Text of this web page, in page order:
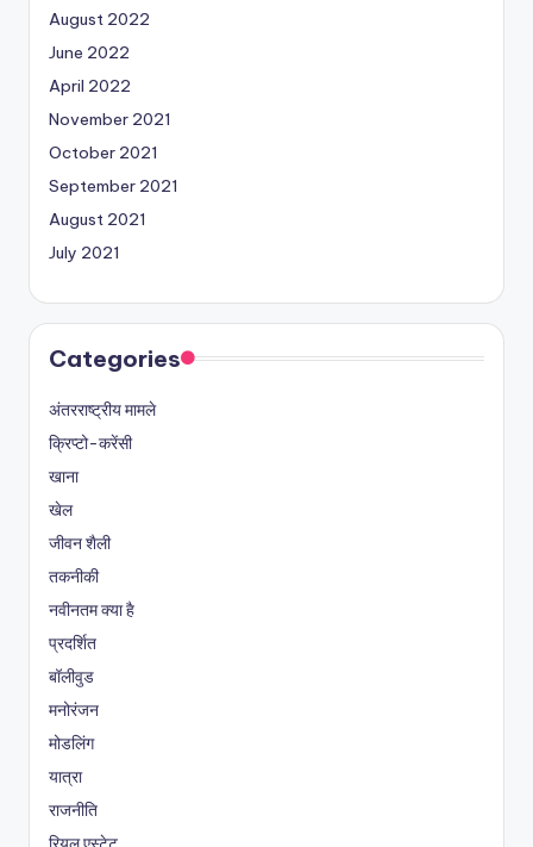
August 2022
June 2022
April 2022
November 2021
October 2021
September 2021
August 2021
July 2021
Categories
अंतरराष्ट्रीय मामले
क्रिप्टो-करेंसी
खाना
खेल
जीवन शैली
तकनीकी
नवीनतम क्या है
प्रदर्शित
बॉलीवुड
मनोरंजन
मोडलिंग
यात्रा
राजनीति